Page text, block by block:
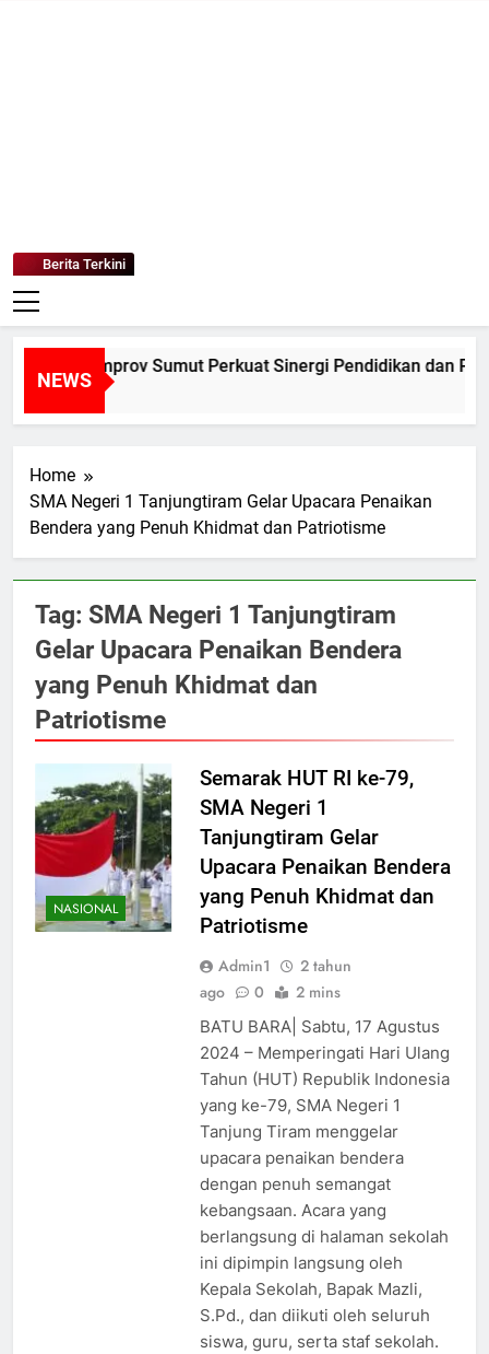
Berita Terkini
NEWS
dan Pemprov Sumut Perkuat Sinergi Pendidikan dan
Home
SMA Negeri 1 Tanjungtiram Gelar Upacara Penaikan
Bendera yang Penuh Khidmat dan Patriotisme
Tag: SMA Negeri 1 Tanjungtiram
Gelar Upacara Penaikan Bendera
yang Penuh Khidmat dan
Patriotisme
NASIONAL
Semarak HUT RI ke-79,
SMA Negeri 1
Tanjungtiram Gelar
Upacara Penaikan Bendera
yang Penuh Khidmat dan
Patriotisme
Admin1
2 tahun
ago
0 2 mins
BATU BARA| Sabtu, 17 Agustus
2024 – Memperingati Hari Ulang
Tahun (HUT) Republik Indonesia
yang ke-79, SMA Negeri 1
Tanjung Tiram menggelar
upacara penaikan bendera
dengan penuh semangat
kebangsaan. Acara yang
berlangsung di halaman sekolah
ini dipimpin langsung oleh
Kepala Sekolah, Bapak Mazli,
S.Pd., dan diikuti oleh seluruh
siswa, guru, serta staf sekolah.